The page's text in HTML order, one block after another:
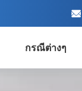
กรณีต่างๆ